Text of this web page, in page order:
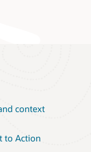
context
to Action